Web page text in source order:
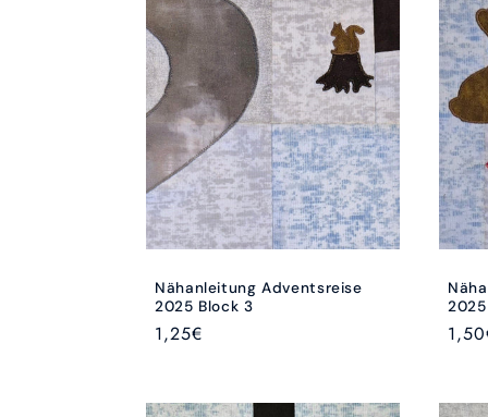
Nähanleitung Adventsreise
2025 Block 3
Normaler
1,25€